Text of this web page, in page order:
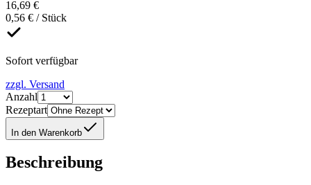
16,69 €
0,56 € / Stück
Sofort verfügbar
zzgl. Versand
Anzahl
Rezeptart
In den Warenkorb
Beschreibung